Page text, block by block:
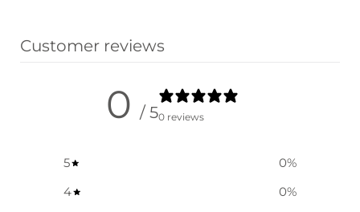
Customer reviews
0 / 50 reviews
5 0%
4
0%